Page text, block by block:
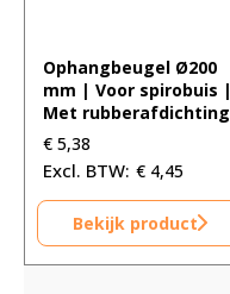
Ophangbeugel Ø200
mm | Voor spirobuis |
Met rubberafdichting
€ 5,38
€ 4,45
Bekijk product